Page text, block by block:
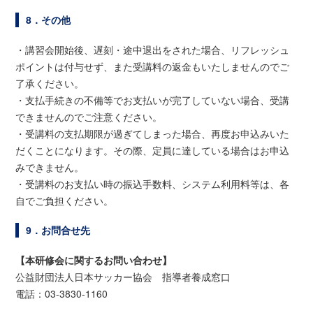
8．その他
・講習会開始後、遅刻・途中退出をされた場合、リフレッシュ
ポイントは付与せず、また受講料の返金もいたしませんのでご
了承ください。
・支払手続きの不備等でお支払いが完了していない場合、受講
できませんのでご注意ください。
・受講料の支払期限が過ぎてしまった場合、再度お申込みいた
だくことになります。その際、定員に達している場合はお申込
みできません。
・受講料のお支払い時の振込手数料、システム利用料等は、各
自でご負担ください。
9．お問合せ先
【本研修会に関するお問い合わせ】
公益財団法人日本サッカー協会 指導者養成窓口
電話：03-3830-1160